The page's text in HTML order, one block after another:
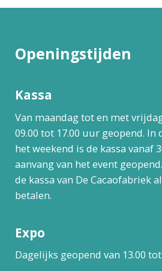
Openingstijden
Kassa
Van maandag tot en met
09.00 tot 17.00 uur geopend. In
het weekend is de kassa vanaf
aanvang van het event
de kassa van De Cacaofabriek
betalen.
Expo
Dagelijks geopend van 13.00